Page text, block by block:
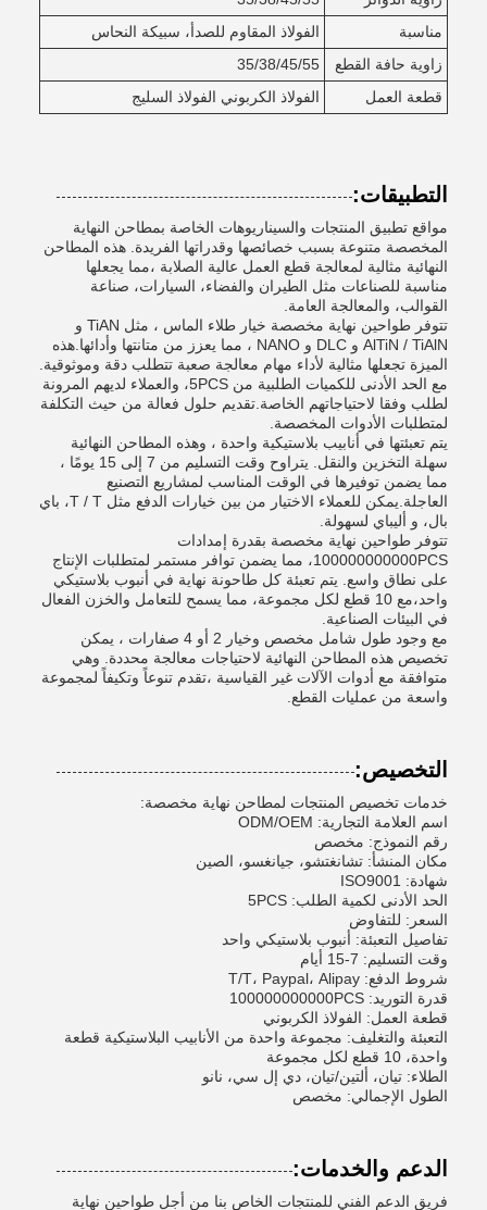
مناسبة
الفولاذ المقاوم للصدأ، سبيكة النحاس
زاوية حافة القطع
35/38/45/55
قطعة العمل
الفولاذ الكربوني الفولاذ السليج
التطبيقات:
مواقع تطبيق المنتجات والسيناريوهات الخاصة بمطاحن النهاية
المخصصة متنوعة بسبب خصائصها وقدراتها الفريدة. هذه المطاحن
النهائية مثالية لمعالجة قطع العمل عالية الصلابة ،مما يجعلها
مناسبة للصناعات مثل الطيران والفضاء، السيارات، صناعة
القوالب، والمعالجة العامة.
تتوفر طواحين نهاية مخصصة خيار طلاء الماس ، مثل TiAN و
AlTiN / TiAlN و DLC و NANO ، مما يعزز من متانتها وأدائها.هذه
الميزة تجعلها مثالية لأداء مهام معالجة صعبة تتطلب دقة وموثوقية.
مع الحد الأدنى للكميات الطلبية من 5PCS، والعملاء لديهم المرونة
لطلب وفقا لاحتياجاتهم الخاصة.تقديم حلول فعالة من حيث التكلفة
لمتطلبات الأدوات المخصصة.
يتم تعبئتها في أنابيب بلاستيكية واحدة ، وهذه المطاحن النهائية
سهلة التخزين والنقل. يتراوح وقت التسليم من 7 إلى 15 يومًا ،
مما يضمن توفيرها في الوقت المناسب لمشاريع التصنيع
العاجلة.يمكن للعملاء الاختيار من بين خيارات الدفع مثل T / T، باي
بال، و أليباي لسهولة.
تتوفر طواحين نهاية مخصصة بقدرة إمدادات
100000000000PCS، مما يضمن توافر مستمر لمتطلبات الإنتاج
على نطاق واسع. يتم تعبئة كل طاحونة نهاية في أنبوب بلاستيكي
واحد،مع 10 قطع لكل مجموعة، مما يسمح للتعامل والخزن الفعال
في البيئات الصناعية.
مع وجود طول شامل مخصص وخيار 2 أو 4 صفارات ، يمكن
تخصيص هذه المطاحن النهائية لاحتياجات معالجة محددة. وهي
متوافقة مع أدوات الآلات غير القياسية ،تقدم تنوعاً وتكيفاً لمجموعة
واسعة من عمليات القطع.
التخصيص:
خدمات تخصيص المنتجات لمطاحن نهاية مخصصة:
اسم العلامة التجارية: ODM/OEM
رقم النموذج: مخصص
مكان المنشأ: تشانغتشو، جيانغسو، الصين
شهادة: ISO9001
الحد الأدنى لكمية الطلب: 5PCS
السعر: للتفاوض
تفاصيل التعبئة: أنبوب بلاستيكي واحد
وقت التسليم: 7-15 أيام
شروط الدفع: T/T، Paypal، Alipay
قدرة التوريد: 100000000000PCS
قطعة العمل: الفولاذ الكربوني
التعبئة والتغليف: مجموعة واحدة من الأنابيب البلاستيكية قطعة
واحدة، 10 قطع لكل مجموعة
الطلاء: تيان، ألتين/تيان، دي إل سي، نانو
الطول الإجمالي: مخصص
الدعم والخدمات:
فريق الدعم الفني للمنتجات الخاص بنا من أجل طواحين نهاية